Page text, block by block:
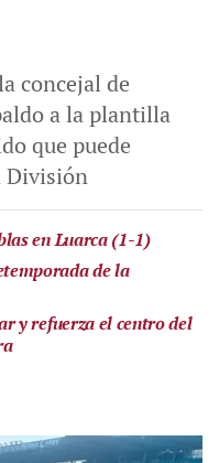
concejal de
a la plantilla
que puede
División
en Luarca (1-1)
de la
y refuerza el centro del